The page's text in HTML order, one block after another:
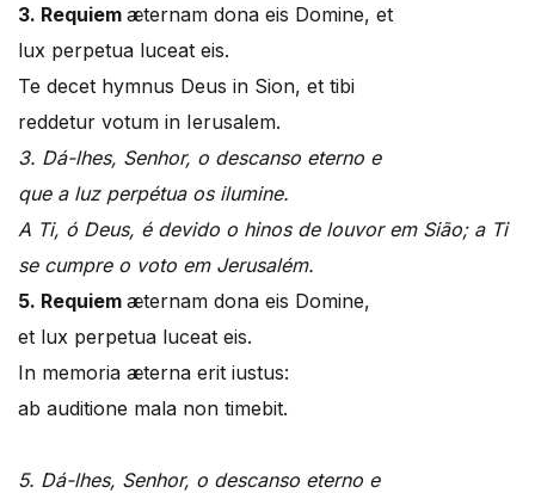
3. Requiem æternam dona eis Domine, et
lux perpetua luceat eis.
Te decet hymnus Deus in Sion, et tibi
reddetur votum in Ierusalem.
3. Dá-lhes, Senhor, o descanso eterno e
que a luz perpétua os ilumine.
A Ti, ó Deus, é devido o hinos de louvor em Sião; a Ti
se cumpre o voto em Jerusalém.
5. Requiem æternam dona eis Domine,
et lux perpetua luceat eis.
In memoria æterna erit iustus:
ab auditione mala non timebit.
5. Dá-lhes, Senhor, o descanso eterno e